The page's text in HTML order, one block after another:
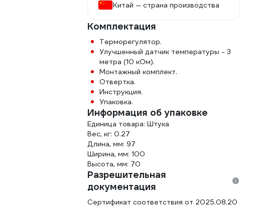
Китай — страна производства
Комплектация
Терморегулятор.
Улучшенный датчик температуры - 3
метра (10 кОм).
Монтажный комплект.
Отвертка.
Инструкция.
Упаковка.
Информация об упаковке
Единица товара: Штука
Вес, кг: 0.27
Длина, мм: 97
Ширина, мм: 100
Высота, мм: 70
Разрешительная
документация
Сертификат соответствия от 2025.08.20